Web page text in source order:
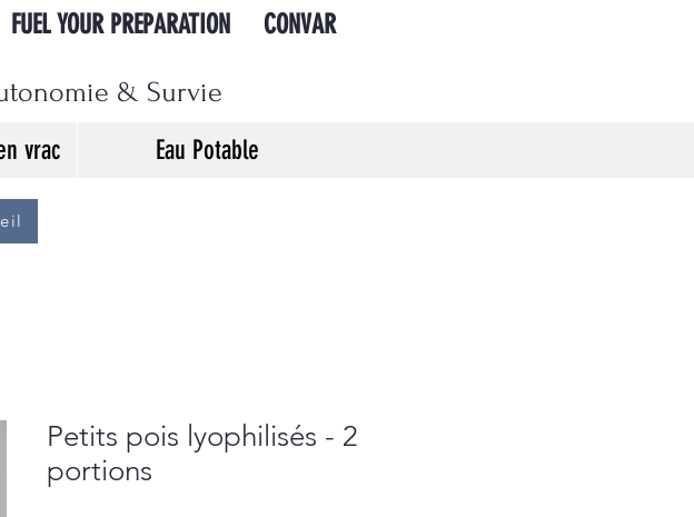
FUEL YOUR PREPARATION CONVAR
& Survie
vrac Eau Potable
Petits pois lyophilisés - 2
portions